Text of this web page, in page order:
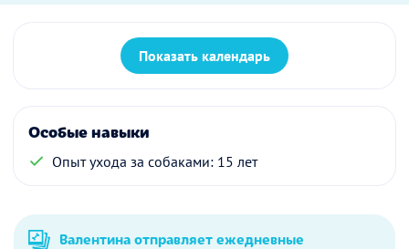
Показать календарь
Особые навыки
Опыт ухода за собаками: 15 лет
Валентина отправляет ежедневные